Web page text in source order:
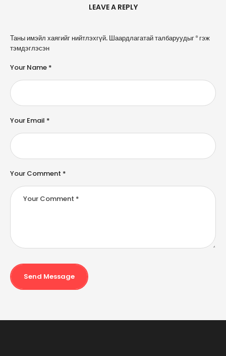
LEAVE A REPLY
Таны имэйл хаягийг нийтлэхгүй. Шаардлагатай талбаруудыг*гэж
тэмдэглэсэн
Your Comment *
Your Name *
Your Email *
Send Message
A
l
e
n
a
ti
e